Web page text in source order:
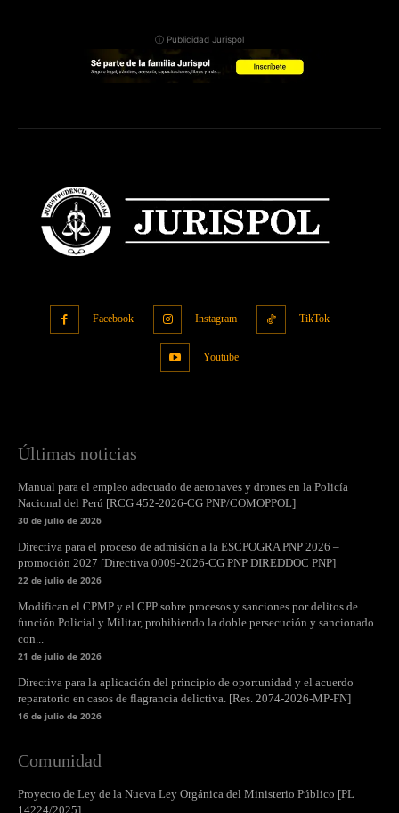
ⓘ Publicidad Jurispol
Facebook Instagram TikTok
Youtube
Últimas noticias
Manual para el empleo adecuado de aeronaves y drones en la Policía
Nacional del Perú [RCG 452-2026-CG PNP/COMOPPOL]
30 de julio de 2026
Directiva para el proceso de admisión a la ESCPOGRA PNP 2026 –
promoción 2027 [Directiva 0009-2026-CG PNP DIREDDOC PNP]
22 de julio de 2026
Modifican el CPMP y el CPP sobre procesos y sanciones por delitos de
función Policial y Militar, prohibiendo la doble persecución y sancionado
con...
21 de julio de 2026
Directiva para la aplicación del principio de oportunidad y el acuerdo
reparatorio en casos de flagrancia delictiva. [Res. 2074-2026-MP-FN]
16 de julio de 2026
Comunidad
Proyecto de Ley de la Nueva Ley Orgánica del Ministerio Público [PL
14224/2025]